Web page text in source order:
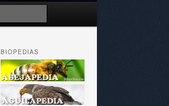
BIOPEDIAS